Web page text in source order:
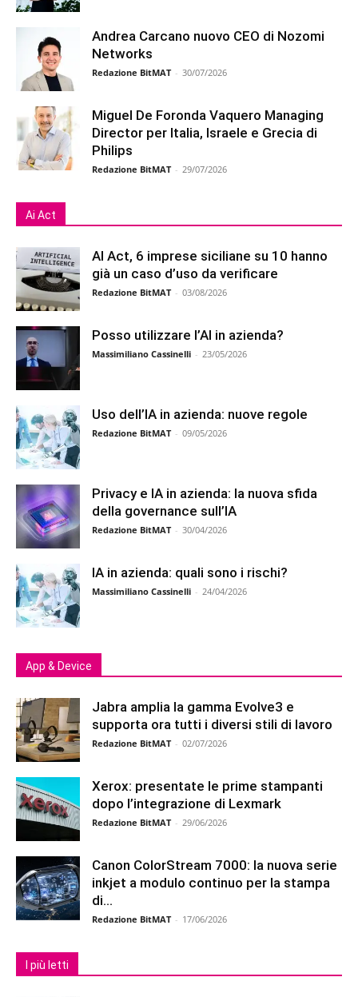
Andrea Carcano nuovo CEO di Nozomi
Networks
Redazione BitMAT - 30/07/2026
Miguel De Foronda Vaquero Managing
Director per Italia, Israele e Grecia di
Philips
Redazione BitMAT - 29/07/2026
Ai Act
AI Act, 6 imprese siciliane su 10 hanno
già un caso d’uso da verificare
Redazione BitMAT - 03/08/2026
Posso utilizzare l’AI in azienda?
Massimiliano Cassinelli - 23/05/2026
Uso dell’IA in azienda: nuove regole
Redazione BitMAT - 09/05/2026
Privacy e IA in azienda: la nuova sfida
della governance sull’IA
Redazione BitMAT - 30/04/2026
IA in azienda: quali sono i rischi?
Massimiliano Cassinelli - 24/04/2026
App & Device
Jabra amplia la gamma Evolve3 e
supporta ora tutti i diversi stili di lavoro
Redazione BitMAT - 02/07/2026
Xerox: presentate le prime stampanti
dopo l’integrazione di Lexmark
Redazione BitMAT - 29/06/2026
Canon ColorStream 7000: la nuova serie
inkjet a modulo continuo per la stampa
di...
Redazione BitMAT - 17/06/2026
I più letti